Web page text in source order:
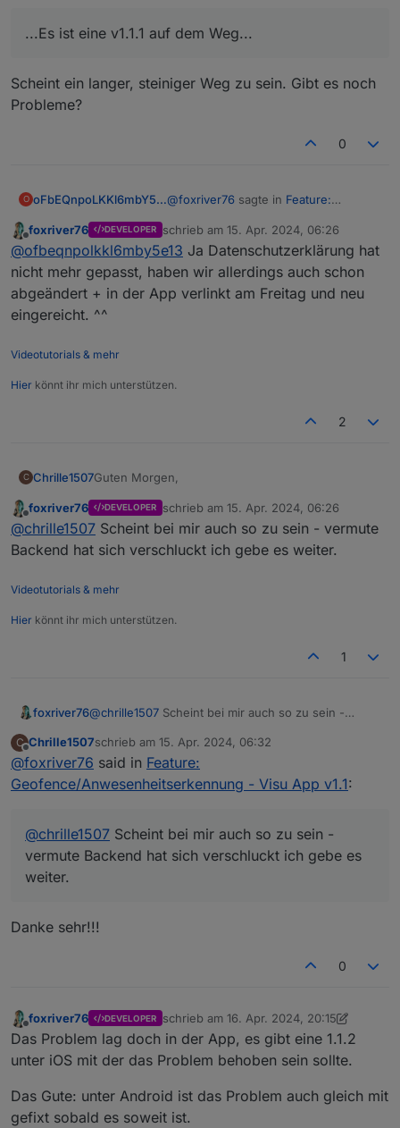
wird.
...Es ist eine v1.1.1 auf dem Weg...
Scheint ein langer, steiniger Weg zu sein. Gibt es noch
Probleme?
0
O oFbEQnpoLKKl6mbY5e13@foxriver76 sagte in Feature:
Visu App v1.1:
...Es ist eine v1.1.1 auf dem Weg...
Scheint ein langer, steiniger Weg zu
Offline
foxriver76 DEVELOPER schrieb am 15. Apr. 2024, 06:26
zuletzt editiert von
@ofbeqnpolkkl6mby5e13 Ja Datenschutzerklärung hat
nicht mehr gepasst, haben wir allerdings auch schon
abgeändert + in der App verlinkt am Freitag und neu
eingereicht. ^^
Videotutorials & mehr
Hier könnt ihr mich unterstützen.
2
C Chrille1507Guten Morgen,
Seit diesem Samstag funktioniert bei mir und
meiner Freundin die Übertragung des Standortes
nicht mehr.
Beide iOS
Standortzugriff auf „immer“
Ist Adapter: Version 3.2.2
Offline
foxriver76 DEVELOPER schrieb am 15. Apr. 2024, 06:26
zuletzt editiert von
@chrille1507 Scheint bei mir auch so zu sein - vermute
Backend hat sich verschluckt ich gebe es weiter.
Videotutorials & mehr
Hier könnt ihr mich unterstützen.
1
foxriver76@chrille1507 Scheint bei mir auch so zu sein -
weiter.
C
Offline
Chrille1507schrieb am 15. Apr. 2024, 06:32
zuletzt editiert von
@foxriver76 said in Feature:
Geofence/Anwesenheitserkennung - Visu App v1.1:
@chrille1507 Scheint bei mir auch so zu sein -
vermute Backend hat sich verschluckt ich gebe es
weiter.
Danke sehr!!!
0
Offline
foxriver76 DEVELOPER schrieb am 16. Apr. 2024, 20:15
zuletzt editiert von foxriver76
Das Problem lag doch in der App, es gibt eine 1.1.2
unter iOS mit der das Problem behoben sein sollte.
Das Gute: unter Android ist das Problem auch gleich mit
gefixt sobald es soweit ist.